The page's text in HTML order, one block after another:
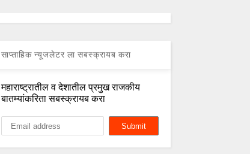
साप्ताहिक न्यूजलेटर ला सबस्क्रायब करा
महाराष्ट्रातील व देशातील प्रमुख राजकीय
बातम्यांकरिता सबस्क्रायब करा